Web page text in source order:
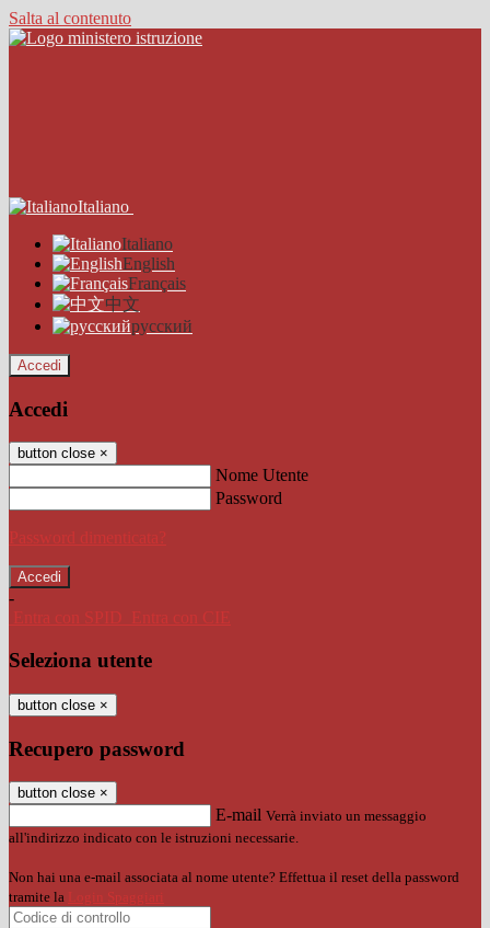
Salta al contenuto
Italiano
Italiano
English
Français
中文
русский
Accedi
Accedi
button close ×
Nome Utente
Password
Password dimenticata?
-
Entra con SPID
Entra con CIE
Seleziona utente
button close ×
Recupero password
button close ×
E-mail Verrà inviato un messaggio
all'indirizzo indicato con le istruzioni necessarie.
Non hai una e-mail associata al nome utente? Effettua il reset della password
tramite la Login Spaggiari